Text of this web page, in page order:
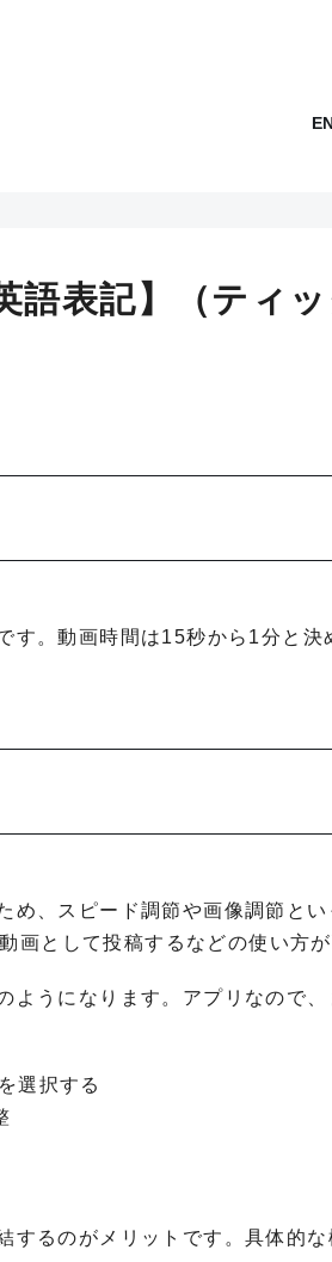
語表記】（ティ
。動画時間は15秒から1分と決
、スピード調節や画像調節と
画として投稿するなどの使い方が
うになります。アプリなので
選択する
るのがメリットです。具体的な